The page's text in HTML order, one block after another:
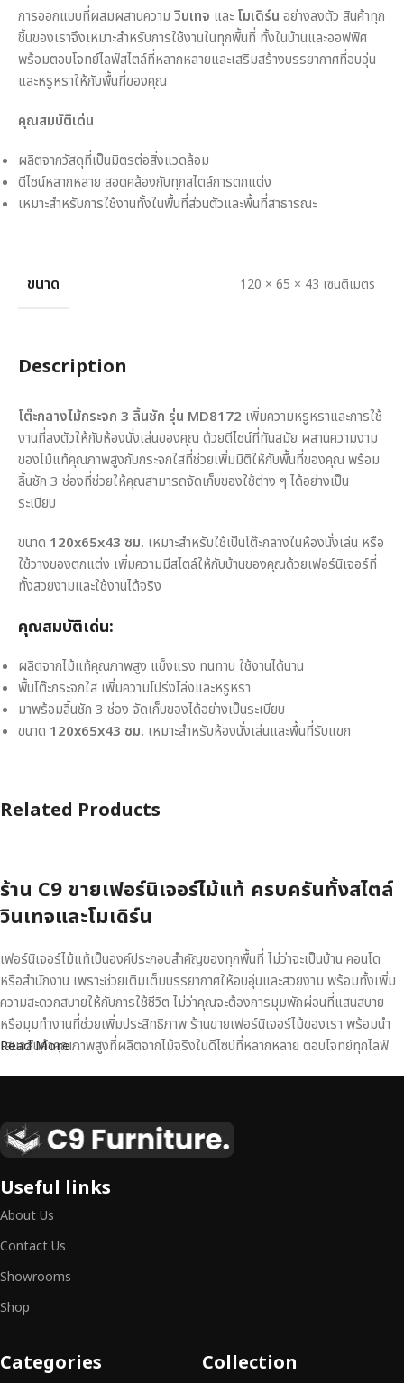
การออกแบบที่ผสมผสานความ วินเทจ และ โมเดิร์น อย่างลงตัว สินค้าทุก
ชิ้นของเราจึงเหมาะสำหรับการใช้งานในทุกพื้นที่ ทั้งในบ้านและออฟฟิศ
พร้อมตอบโจทย์ไลฟ์สไตล์ที่หลากหลายและเสริมสร้างบรรยากาศที่อบอุ่น
และหรูหราให้กับพื้นที่ของคุณ
คุณสมบัติเด่น
ผลิตจากวัสดุที่เป็นมิตรต่อสิ่งแวดล้อม
ดีไซน์หลากหลาย สอดคล้องกับทุกสไตล์การตกแต่ง
เหมาะสำหรับการใช้งานทั้งในพื้นที่ส่วนตัวและพื้นที่สาธารณะ
ขนาด 120 × 65 × 43 เซนติเมตร
Description
โต๊ะกลางไม้กระจก 3 ลิ้นชัก รุ่น MD8172 เพิ่มความหรูหราและการใช้
งานที่ลงตัวให้กับห้องนั่งเล่นของคุณ ด้วยดีไซน์ที่ทันสมัย ผสานความงาม
ของไม้แท้คุณภาพสูงกับกระจกใสที่ช่วยเพิ่มมิติให้กับพื้นที่ของคุณ พร้อม
ลิ้นชัก 3 ช่องที่ช่วยให้คุณสามารถจัดเก็บของใช้ต่าง ๆ ได้อย่างเป็น
ระเบียบ
ขนาด 120x65x43 ซม. เหมาะสำหรับใช้เป็นโต๊ะกลางในห้องนั่งเล่น หรือ
ใช้วางของตกแต่ง เพิ่มความมีสไตล์ให้กับบ้านของคุณด้วยเฟอร์นิเจอร์ที่
ทั้งสวยงามและใช้งานได้จริง
คุณสมบัติเด่น:
ผลิตจากไม้แท้คุณภาพสูง แข็งแรง ทนทาน ใช้งานได้นาน
พื้นโต๊ะกระจกใส เพิ่มความโปร่งโล่งและหรูหรา
มาพร้อมลิ้นชัก 3 ช่อง จัดเก็บของได้อย่างเป็นระเบียบ
ขนาด 120x65x43 ซม. เหมาะสำหรับห้องนั่งเล่นและพื้นที่รับแขก
Related Products
ร้าน C9 ขายเฟอร์นิเจอร์ไม้แท้ ครบครันทั้งสไตล์
วินเทจและโมเดิร์น
เฟอร์นิเจอร์ไม้แท้เป็นองค์ประกอบสำคัญของทุกพื้นที่ ไม่ว่าจะเป็นบ้าน คอนโด
หรือสำนักงาน เพราะช่วยเติมเต็มบรรยากาศให้อบอุ่นและสวยงาม พร้อมทั้งเพิ่ม
ความสะดวกสบายให้กับการใช้ชีวิต ไม่ว่าคุณจะต้องการมุมพักผ่อนที่แสนสบาย
หรือมุมทำงานที่ช่วยเพิ่มประสิทธิภาพ ร้านขายเฟอร์นิเจอร์ไม้ของเรา พร้อมนำ
เสนอสินค้าคุณภาพสูงที่ผลิตจากไม้จริงในดีไซน์ที่หลากหลาย ตอบโจทย์ทุกไลฟ์
เหนือระดับ
เฟอร์นิเจอร์ไม้ไม่ใช่เพียงของตกแต่ง แต่เป็นงานศิลปะที่สะท้อนถึงรสนิยมและ
สามารถผสานความสวยงาม ความแข็งแรง และการใช้งานที่ตอบโจทย์ทุกความ
ต้องการได้อย่างลงตัว เฟอร์นิเจอร์ทุกชิ้นของเราผลิตจากวัสดุคุณภาพสูง ผ่าน
การตรวจสอบมาตรฐานอย่างเคร่งครัด
สิก และการใช้งานที่ยาวนาน
ประกันคุณภาพและการบริการที่ดีที่สุด
Read More
Useful links
About Us
Contact Us
Showrooms
Shop
Categories Collection